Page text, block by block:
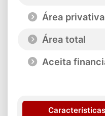
Área privativa
Área total
Aceita